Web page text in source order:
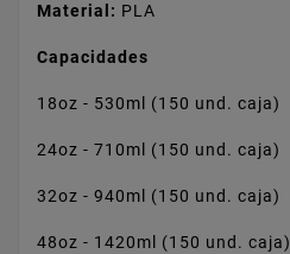
Material: PLA
Capacidades
18oz - 530ml (150 und. caja)
24oz - 710ml (150 und. caja)
32oz - 940ml (150 und. caja)
48oz - 1420ml (150 und. caja)